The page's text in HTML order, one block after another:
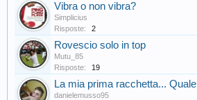
Vibra o non vibra?
Simplicius
Risposte:
2
Rovescio solo in top
Mutu_85
Risposte:
19
La mia prima racchetta...
danielemusso95